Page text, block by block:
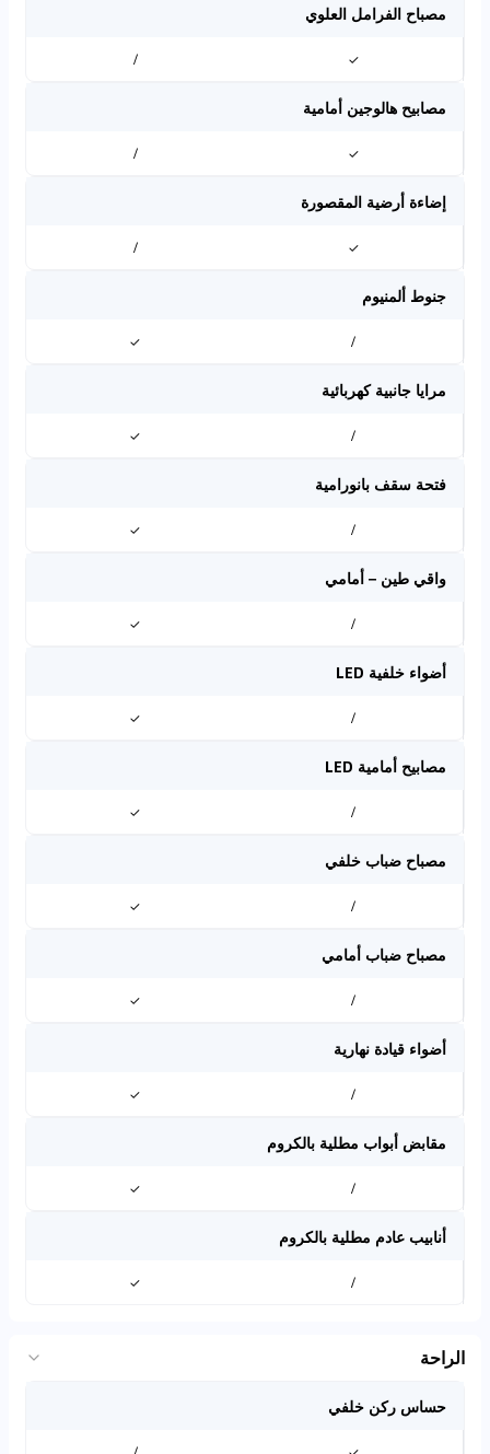
مصباح الفرامل العلوي
✓
/
مصابيح هالوجين أمامية
✓
/
إضاءة أرضية المقصورة
✓
/
جنوط ألمنيوم
/
✓
مرايا جانبية كهربائية
/
✓
فتحة سقف بانورامية
/
✓
واقي طين – أمامي
/
✓
أضواء خلفية LED
/
✓
مصابيح أمامية LED
/
✓
مصباح ضباب خلفي
/
✓
مصباح ضباب أمامي
/
✓
أضواء قيادة نهارية
/
✓
مقابض أبواب مطلية بالكروم
/
✓
أنابيب عادم مطلية بالكروم
/
✓
الراحة
حساس ركن خلفي